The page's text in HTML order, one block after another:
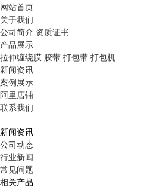
网站首页
关于我们
公司简介 资质证书
产品展示
拉伸缠绕膜 胶带 打包带 打包机
新闻资讯
案例展示
阿里店铺
联系我们
新闻资讯
公司动态
行业新闻
常见问题
相关产品